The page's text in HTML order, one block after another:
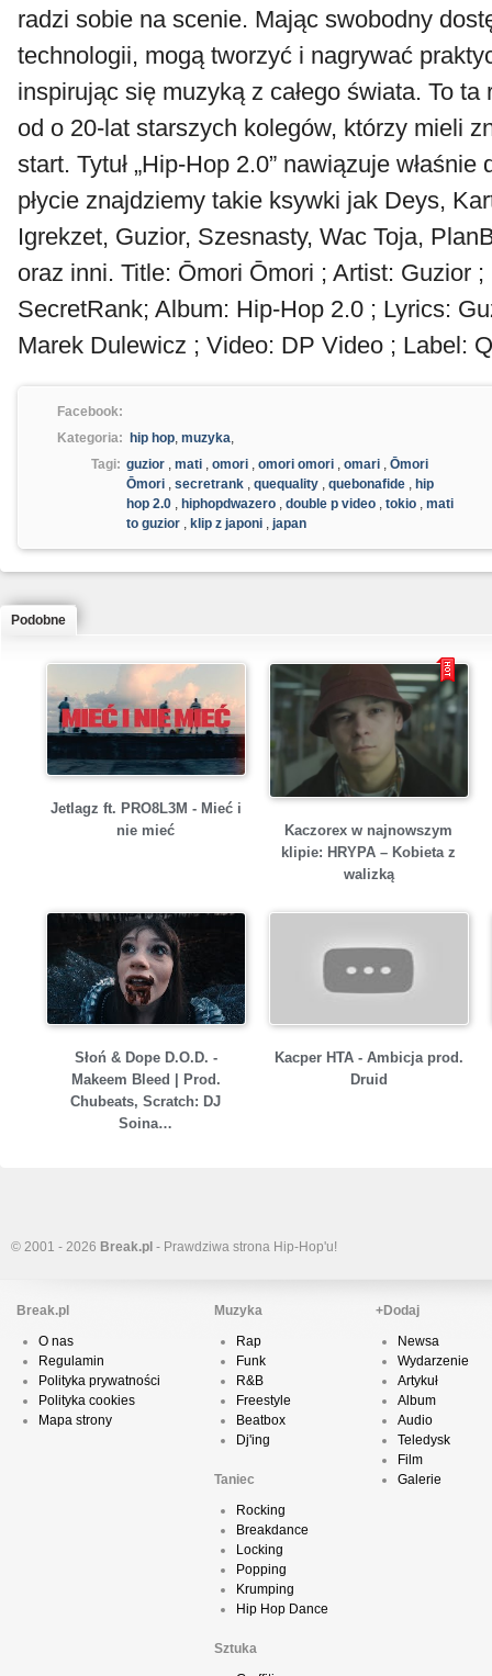
radzi sobie na scenie. Mając swobodny
technologii, mogą tworzyć i nagrywać
inspirując się muzyką z całego świata. To
od o 20-lat starszych kolegów, którzy mieli
start. Tytuł „Hip-Hop 2.0” nawiązuje właśnie
płycie znajdziemy takie ksywki jak Deys,
Igrekzet, Guzior, Szesnasty, Wac Toja,
oraz inni. Title: Ōmori Ōmori ; Artist: Guzior ;
SecretRank; Album: Hip-Hop 2.0 ; Lyrics:
Marek Dulewicz ; Video: DP Video ; Label:
Facebook:
Kategoria:
hip hop, muzyka,
Tagi: guzior , mati , omori , omori omori , omari , Ōmori
Ōmori , secretrank , quequality , quebonafide , hip
hop 2.0 , hiphopdwazero , double p video , tokio , mati
to guzior , klip z japoni , japan
Podobne
Jetlagz ft. PRO8L3M - Mieć i
nie mieć
Kaczorex w najnowszym
klipie: HRYPA – Kobieta z
walizką
Słoń & Dope D.O.D. -
Makeem Bleed | Prod.
Chubeats, Scratch: DJ
Soina…
Kacper HTA - Ambicja prod.
Druid
© 2001 - 2026 Break.pl - Prawdziwa strona Hip-Hop'u!
Break.pl
O nas
Regulamin
Polityka prywatności
Polityka cookies
Mapa strony
Muzyka
Rap
Funk
R&B
Freestyle
Beatbox
Dj'ing
Taniec
Rocking
Breakdance
Locking
Popping
Krumping
Hip Hop Dance
Sztuka
+Dodaj
Newsa
Wydarzenie
Artykuł
Album
Audio
Teledysk
Film
Galerie